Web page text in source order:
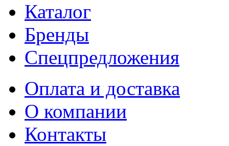
Каталог
Бренды
Спецпредложения
Оплата и доставка
О компании
Контакты